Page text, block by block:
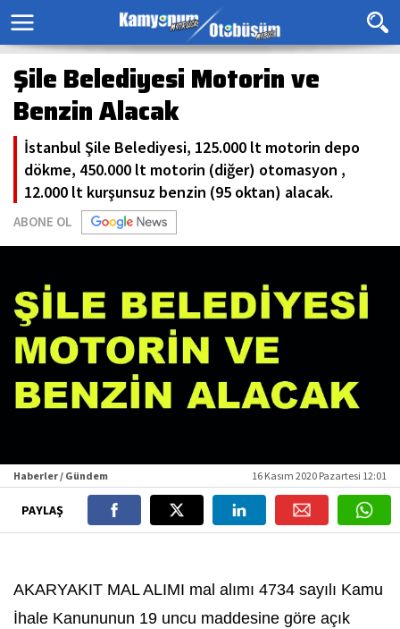
Şile Belediyesi Motorin ve
Benzin Alacak
İstanbul Şile Belediyesi, 125.000 lt motorin depo
dökme, 450.000 lt motorin (diğer) otomasyon ,
12.000 lt kurşunsuz benzin (95 oktan) alacak.
ABONE OL
Haberler / Gündem 16 Kasım 2020 Pazartesi 12:01
PAYLAŞ
AKARYAKIT MAL ALIMI mal alımı 4734 sayılı Kamu
İhale Kanununun 19 uncu maddesine göre açık